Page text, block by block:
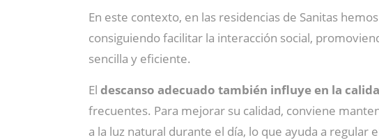
En este contexto, en las residencias de Sanitas
consiguiendo facilitar la interacción social,
sencilla y eficiente.
El descanso adecuado también influye en la
frecuentes. Para mejorar su calidad, conviene
a la luz natural durante el día, lo que ayuda a regular